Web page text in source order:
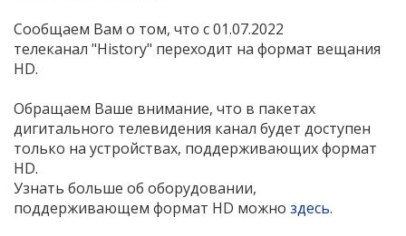
Cообщаем Вам о том, что c 01.07.2022
телеканал "History" переходит на формат вещания
HD.
Обращаем Ваше внимание, что в пакетах
дигитального телевидения канал будет доступен
только на устройствах, поддерживающих формат
HD.
Узнать больше об оборудовании,
поддерживающем формат HD можно здесь.